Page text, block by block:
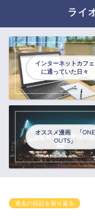
ライ
インターネットカフェ
に通っていた日々
オススメ漫画 「ONE
OUTS」
過去の日記を振り返る